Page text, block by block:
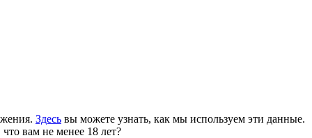
Здесь вы можете узнать, как мы используем эти данные.
вам не менее 18 лет?